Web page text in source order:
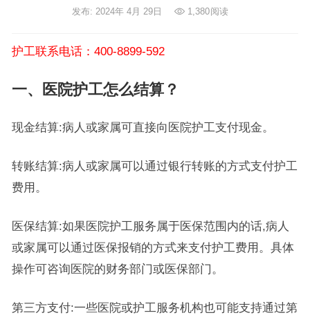
发布: 2024年 4月 29日 1,380阅读
护工联系电话：400-8899-592
一、医院护工怎么结算？
现金结算:病人或家属可直接向医院护工支付现金。
转账结算:病人或家属可以通过银行转账的方式支付护工
费用。
医保结算:如果医院护工服务属于医保范围内的话,病人
或家属可以通过医保报销的方式来支付护工费用。具体
操作可咨询医院的财务部门或医保部门。
第三方支付:一些医院或护工服务机构也可能支持通过第